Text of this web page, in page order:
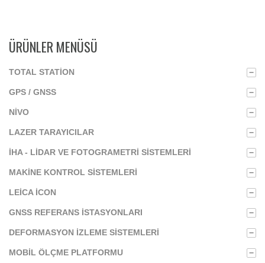
ÜRÜNLER MENÜSÜ
TOTAL STATION −
GPS / GNSS −
NIVO −
LAZER TARAYICILAR −
İHA - LIDAR VE FOTOGRAMETRI SISTEMLERI −
MAKINE KONTROL SISTEMLERI −
LEICA ICON −
GNSS REFERANS İSTASYONLARI −
DEFORMASYON İZLEME SISTEMLERI −
MOBIL ÖLÇME PLATFORMU −